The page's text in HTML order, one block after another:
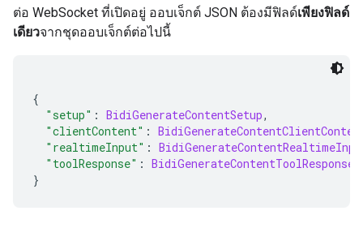
ต่อ WebSocket ที่เปิดอยู่ ออบเจ็กต์ JSON ต้องมีฟิลด์เพียงฟิลด์
เดียวจากชุดออบเจ็กต์ต่อไปนี้
{
"setup" : BidiGenerateContentSetup,
"clientContent" :
"realtimeInput" :
"toolResponse" : BidiGenerateContentToolResponse
}